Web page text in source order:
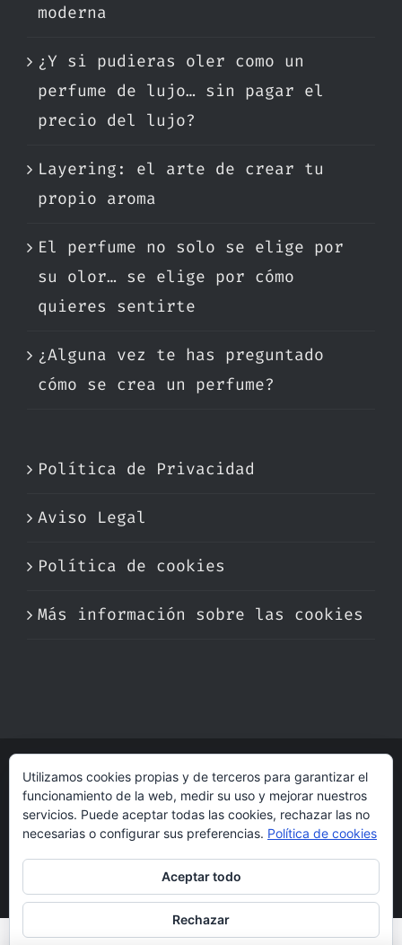
moderna
¿Y si pudieras oler como un
perfume de lujo… sin pagar el
precio del lujo?
Layering: el arte de crear tu
propio aroma
El perfume no solo se elige por
su olor… se elige por cómo
quieres sentirte
¿Alguna vez te has preguntado
cómo se crea un perfume?
Política de Privacidad
Aviso Legal
Política de cookies
Más información sobre las cookies
© Copyright 2017 -2026 | Perfumare
| Derechos Reservados | Hecho con cariño
pordogleg
Utilizamos cookies propias y de terceros para garantizar el
funcionamiento de la web, medir su uso y mejorar nuestros
servicios. Puede aceptar todas las cookies, rechazar las no
necesarias o configurar sus preferencias. Política de cookies
Aceptar todo
Rechazar